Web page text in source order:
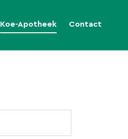
Koe-Apotheek Contact